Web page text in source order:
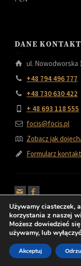
DANE
ul. Nowodworska
+48 794 496 777
+48 730 630 422
+ 48 693 118 555
focis@focis.pl
Zobacz jak
Formularz
© 2022 FOCIS
Polityka
Regulamin sklepu
Używamy ciasteczek,
korzystania z naszej
Możesz dowiedzieć
używamy, lub
Akceptuj